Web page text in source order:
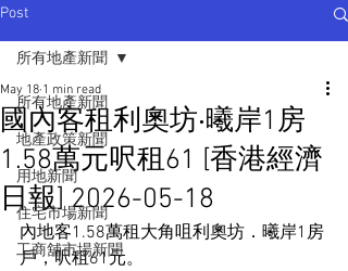
Post
所有地產新聞
地產政策新聞
用地新聞
住宅市場新聞
工商舖市場新聞
所有地產新聞
國內客租利奧坊‧曦岸1房
1.58萬元呎租61 [香港經濟
日報] 2026-05-18
May 18 1 min read
內地客1.58萬租大角咀利奧坊．曦岸1房
戶，呎租61元。